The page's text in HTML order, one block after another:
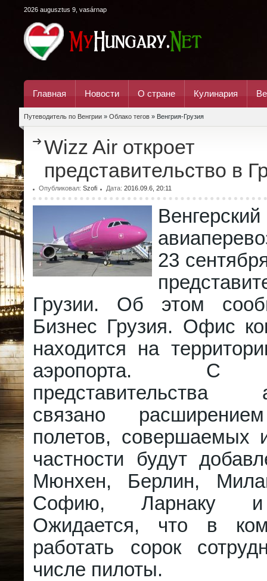
2026 augusztus 9, vasárnap
Главная Новости О стране Кулинария
Путеводитель по Венгрии » Облако тегов » Венгрия-Грузия
Wizz Air откроет
представительство в
Опубликовал: Szofi Дата: 2016.09.6, 20:11
Венгерский
23
Грузии. Об этом
Бизнес Грузия. Офис
находится на
аэропорта. С
представительства
связано
полетов, совершаемых
частности будут
Мюнхен, Берлин,
Софию, Ларнаку и
Ожидается, что в
работать сорок
числе пилоты.